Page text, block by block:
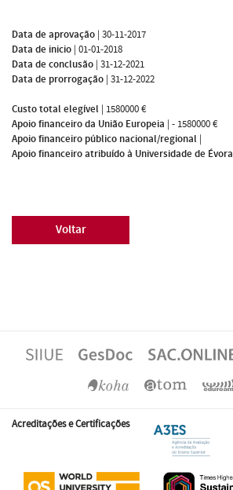
Data de aprovação | 30-11-2017
Data de inicio | 01-01-2018
Data de conclusão | 31-12-2021
Data de prorrogação | 31-12-2022
Custo total elegível | 1580000 €
Apoio financeiro da União Europeia | - 1580000 €
Apoio financeiro público nacional/regional |
Apoio financeiro atribuído à Universidade de Évora
Voltar
Acreditações e Certificações